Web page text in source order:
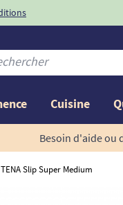
Cuisine
Besoin d'aide ou
Slip Super Medium